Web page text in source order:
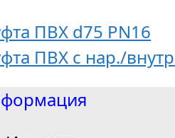
ПВХ d75 PN16
ПВХ с нар./